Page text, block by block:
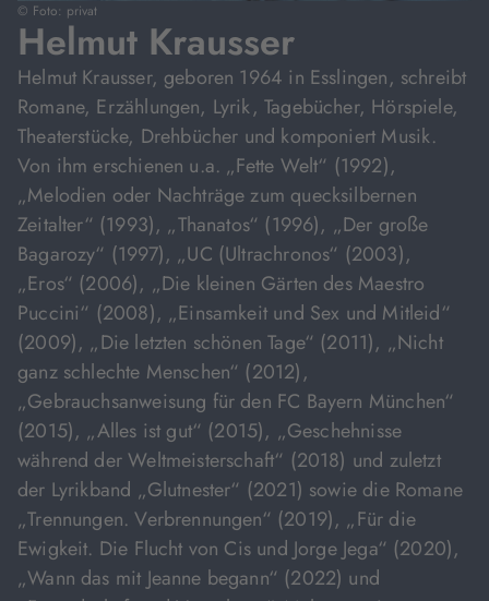
© Foto: privat
Helmut Krausser
Helmut Krausser, geboren 1964 in Esslingen, schreibt
Romane, Erzählungen, Lyrik, Tagebücher, Hörspiele,
Theaterstücke, Drehbücher und komponiert Musik.
Von ihm erschienen u.a. „Fette Welt“ (1992),
„Melodien oder Nachträge zum quecksilbernen
Zeitalter“ (1993), „Thanatos“ (1996), „Der große
Bagarozy“ (1997), „UC (Ultrachronos“ (2003),
„Eros“ (2006), „Die kleinen Gärten des Maestro
Puccini“ (2008), „Einsamkeit und Sex und Mitleid“
(2009), „Die letzten schönen Tage“ (2011), „Nicht
ganz schlechte Menschen“ (2012),
„Gebrauchsanweisung für den FC Bayern München“
(2015), „Alles ist gut“ (2015), „Geschehnisse
während der Weltmeisterschaft“ (2018) und zuletzt
der Lyrikband „Glutnester“ (2021) sowie die Romane
„Trennungen. Verbrennungen“ (2019), „Für die
Ewigkeit. Die Flucht von Cis und Jorge Jega“ (2020),
„Wann das mit Jeanne begann“ (2022) und